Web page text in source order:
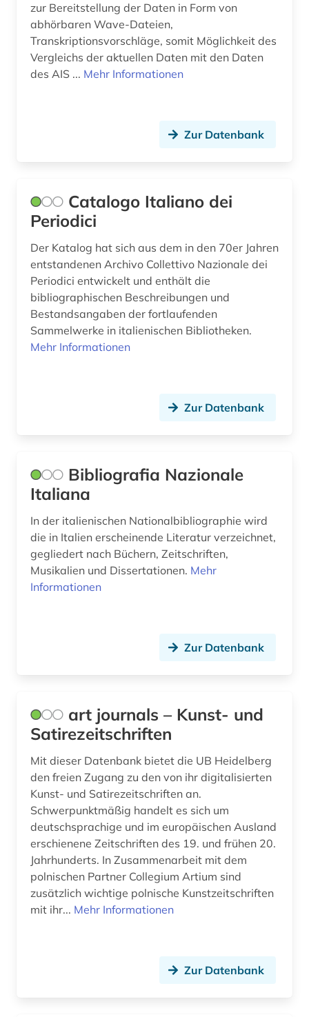
zur Bereitstellung der Daten in Form von
abhörbaren Wave-Dateien,
Transkriptionsvorschläge, somit Möglichkeit des
Vergleichs der aktuellen Daten mit den Daten
des AIS ... Mehr Informationen
Zur Datenbank
Catalogo Italiano dei
Periodici
Der Katalog hat sich aus dem in den 70er Jahren
entstandenen Archivo Collettivo Nazionale dei
Periodici entwickelt und enthält die
bibliographischen Beschreibungen und
Bestandsangaben der fortlaufenden
Sammelwerke in italienischen Bibliotheken.
Mehr Informationen
Zur Datenbank
Bibliografia Nazionale
Italiana
In der italienischen Nationalbibliographie wird
die in Italien erscheinende Literatur verzeichnet,
gegliedert nach Büchern, Zeitschriften,
Musikalien und Dissertationen. Mehr
Informationen
Zur Datenbank
art journals – Kunst- und
Satirezeitschriften
Mit dieser Datenbank bietet die UB Heidelberg
den freien Zugang zu den von ihr digitalisierten
Kunst- und Satirezeitschriften an.
Schwerpunktmäßig handelt es sich um
deutschsprachige und im europäischen Ausland
erschienene Zeitschriften des 19. und frühen 20.
Jahrhunderts. In Zusammenarbeit mit dem
polnischen Partner Collegium Artium sind
zusätzlich wichtige polnische Kunstzeitschriften
mit ihr... Mehr Informationen
Zur Datenbank